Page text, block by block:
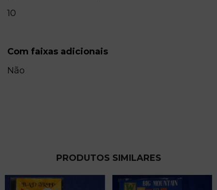
10
Com faixas adicionais
Não
PRODUTOS SIMILARES